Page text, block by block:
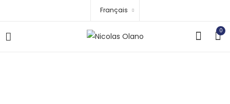
Français
0